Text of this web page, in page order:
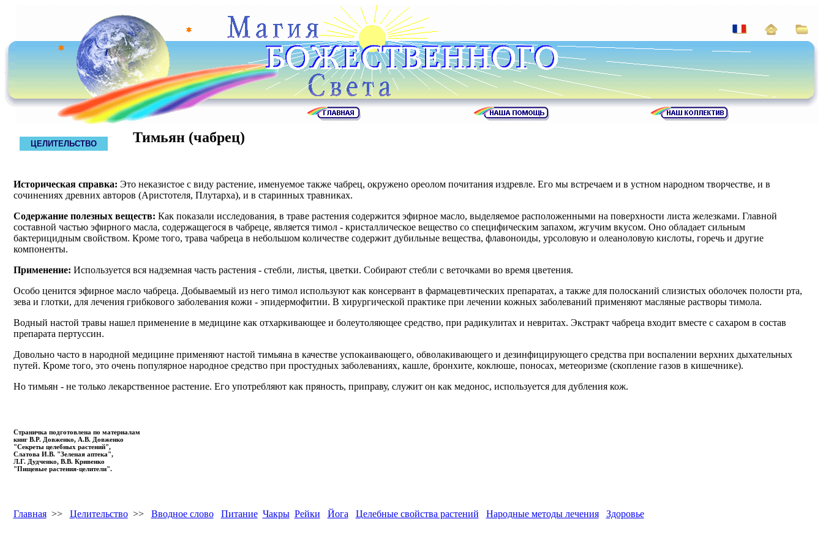
ЦЕЛИТЕЛЬСТВО Тимьян (чабрец)
Историческая справка: Это неказистое с виду растение, именуемое также чабрец, окружено ореолом почитания издревле. Его мы встречаем и в устном народном творчестве, и в
сочинениях древних авторов (Аристотеля, Плутарха), и в старинных травниках.
Содержание полезных веществ: Как показали исследования, в траве растения содержится эфирное масло, выделяемое расположенными на поверхности листа железками. Главной
составной частью эфирного масла, содержащегося в чабреце, является тимол - кристаллическое вещество со специфическим запахом, жгучим вкусом. Оно обладает сильным
бактерицидным свойством. Кроме того, трава чабреца в небольшом количестве содержит дубильные вещества, флавоноиды, урсоловую и олеаноловую кислоты, горечь и другие
компоненты.
Применение: Используется вся надземная часть растения - стебли, листья, цветки. Собирают стебли с веточками во время цветения.
Особо ценится эфирное масло чабреца. Добываемый из него тимол используют как консервант в фармацевтических препаратах, а также для полосканий слизистых оболочек полости рта,
зева и глотки, для лечения грибкового заболевания кожи - эпидермофитии. В хирургической практике при лечении кожных заболеваний применяют масляные растворы тимола.
Водный настой травы нашел применение в медицине как отхаркивающее и болеутоляющее средство, при радикулитах и невритах. Экстракт чабреца входит вместе с сахаром в состав
препарата пертуссин.
Довольно часто в народной медицине применяют настой тимьяна в качестве успокаивающего, обволакивающего и дезинфицирующего средства при воспалении верхних дыхательных
путей. Кроме того, это очень популярное народное средство при простудных заболеваниях, кашле, бронхите, коклюше, поносах, метеоризме (скопление газов в кишечнике).
Но тимьян - не только лекарственное растение. Его употребляют как пряность, приправу, служит он как медонос, используется для дубления кож.
Страничка подготовлена по материалам
книг В.Р. Довженко, А.В. Довженко
"Секреты целебных растений",
Слатова И.В. "Зеленая аптека",
Л.Г. Дудченко, В.В. Кривенко
"Пищевые растения-целители".
Главная>> Целительство>> Вводное слово Питание Чакры Рейки Йога Целебные свойства растений Народные методы лечения Здоровье